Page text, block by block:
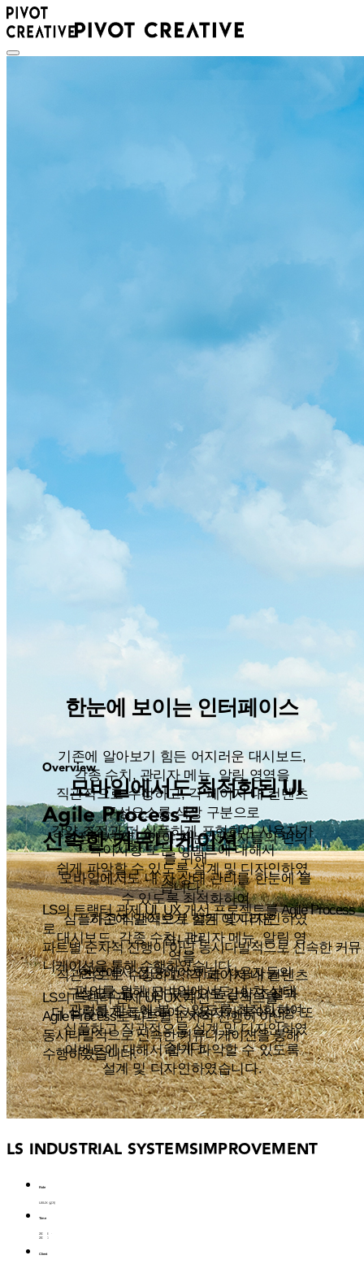
LS INDUSTRIAL SYSTEMSIMPROVEMENT
Role
UI/UX 설계
Time
2019. 09 -
2019. 10
Client
Overview
Agile Process로
신속한 커뮤니케이션
LS의 트랙터 관제 UI, UX 개선 프로젝트를 Agile Process
로
파트별 순차적 진행이 아닌 동시다발적으로 신속한 커뮤
니케이션을 통해 수행하였습니다.
LS의 트랙터 관제 UI, UX 개선 프로젝트를
Agile Process로 파트별 순차적 진행이 아닌
동시다발적으로 신속한 커뮤니케이션을 통해
수행하였습니다.
Insight
모바일에서도 최적화된 UI
현장에서 접근해야 하는 사용자들의 편의
를 위해
모바일에서도 내 차 상태 관리를 한눈에 볼
수 있도록 최적화하여
심플하고 직관적으로 설계 및 디자인하였
습니다.
현장에서 접근해야 하는 사용자들의
편의를 위해 모바일에서도 내 차 상태
관리를 한눈에 볼 수 있도록 최적화하여
심플하고 직관적으로 설계 및 디자인하였
습니다.
한눈에 보이는 인터페이스
기존에 알아보기 힘든 어지러운 대시보드,
각종 수치, 관리자 메뉴, 알림 영역을
직관적으로 수정하고, 각 페이지 내 컨텐츠
구성요소를 색상 구분으로
강약 조절과 더 심플하게 표현하여 사용자가
특이사항 또는 이벤트에 대해서
쉽게 파악할 수 있도록 설계 및 디자인하였
습니다.
기존에 알아보기 힘든 어지러운
대시보드, 각종 수치, 관리자 메뉴, 알림 영
역을
직관적으로 수정하고, 각 페이지 내 컨텐츠
구성요소를 색상 구분으로 강약 조절과
더 심플하게 표현하여 사용자가 특이사항 또
는
이벤트에 대해서 쉽게 파악할 수 있도록
설계 및 디자인하였습니다.